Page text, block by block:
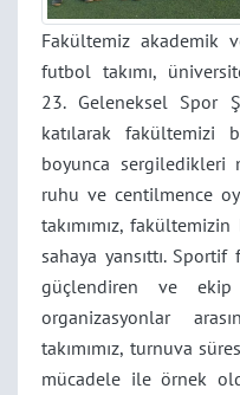
Fakültemiz akademik
futbol takımı,
23. Geleneksel Spor
katılarak fakültemizi
boyunca sergiledikleri
ruhu ve centilmence
takımımız,
sahaya yansıttı.
güçlendiren ve
organizasyonlar
takımımız, turnuva
mücadele ile örnek